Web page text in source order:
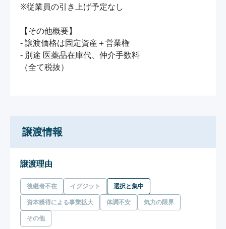
※従業員の引き上げ予定なし
【その他概要】
- 譲渡価格は固定資産＋営業権
- 別途 医薬品在庫代、仲介手数料
（全て税抜）
譲渡情報
譲渡理由
後継者不在 イグジット 選択と集中
資本獲得による事業拡大 体調不安 気力の限界
その他